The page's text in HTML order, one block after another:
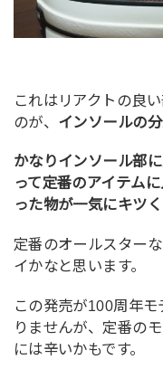
これはリアクトの良
のが、 インソールの
かなりインソール部
って定番のアイテム
った物が一気にキツく
定番のオールスター
イかなと思います。
この発売が100周年
りませんが、定番の
には辛いかもです。